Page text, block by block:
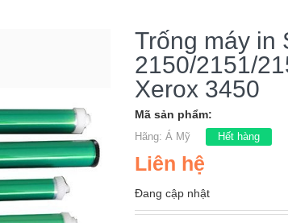
Trống máy in
2150/2151/
Xerox 3450
Mã sản phẩm:
Hãng: Á Mỹ Hết hàng
Liên hệ
Đang cập nhật